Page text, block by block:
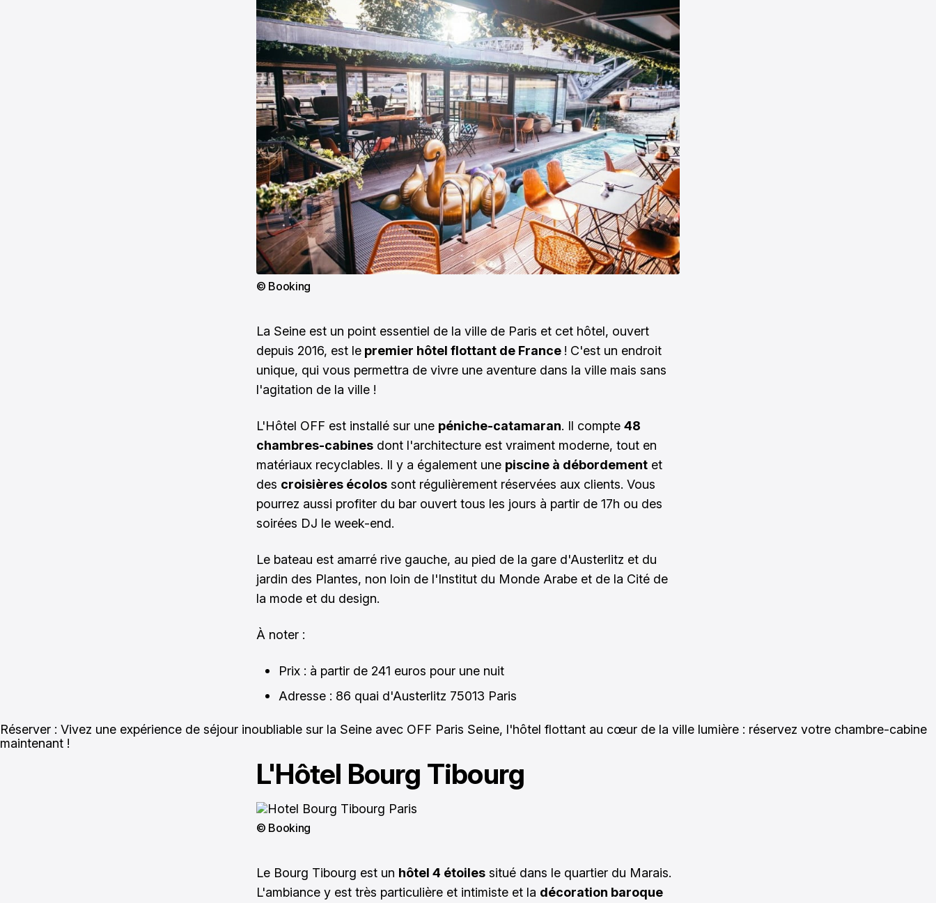
© Booking
La Seine est un point essentiel de la ville de Paris et cet hôtel, ouvert
depuis 2016, est le premier hôtel flottant de France ! C'est un endroit
unique, qui vous permettra de vivre une aventure dans la ville mais sans
l'agitation de la ville !
L'Hôtel OFF est installé sur une péniche-catamaran. Il compte 48
chambres-cabines dont l'architecture est vraiment moderne, tout en
matériaux recyclables. Il y a également une piscine à débordement et
des croisières écolos sont régulièrement réservées aux clients. Vous
pourrez aussi profiter du bar ouvert tous les jours à partir de 17h ou des
soirées DJ le week-end.
Le bateau est amarré rive gauche, au pied de la gare d'Austerlitz et du
jardin des Plantes, non loin de l'Institut du Monde Arabe et de la Cité de
la mode et du design.
À noter :
Prix : à partir de 241 euros pour une nuit
Adresse : 86 quai d'Austerlitz 75013 Paris
Réserver : Vivez une expérience de séjour inoubliable sur la Seine avec OFF Paris Seine, l'hôtel flottant au cœur de la ville lumière : réservez votre chambre-cabine
maintenant !
L'Hôtel Bourg Tibourg
© Booking
Le Bourg Tibourg est un hôtel 4 étoiles situé dans le quartier du Marais.
L'ambiance y est très particulière et intimiste et la décoration baroque